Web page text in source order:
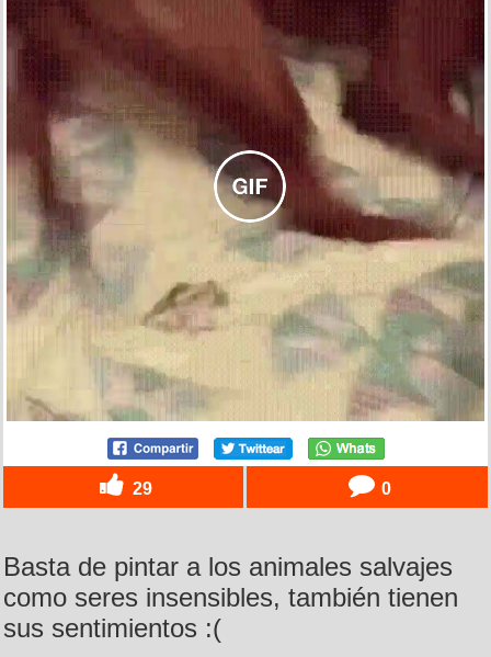
29 0
Basta de pintar a los animales salvajes
como seres insensibles, también tienen
sus sentimientos :(